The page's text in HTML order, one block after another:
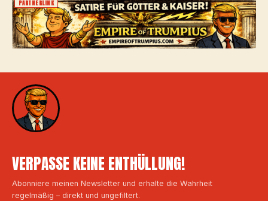
PARTNERLINK
VERPASSE KEINE ENTHÜLLUNG!
Abonniere meinen Newsletter und erhalte die Wahrheit
regelmäßig – direkt und ungefiltert.